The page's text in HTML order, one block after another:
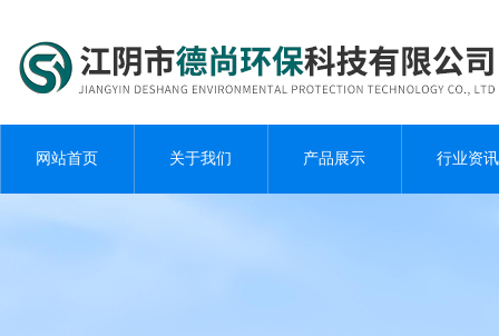
网站首页 关于我们 产品展示 行业资讯